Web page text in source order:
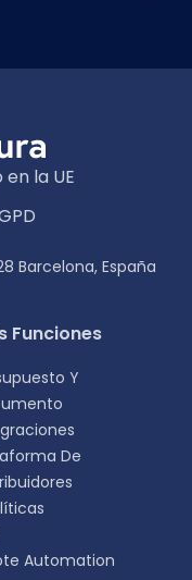
la UE
Barcelona, España
Funciones
Y
De
Automation